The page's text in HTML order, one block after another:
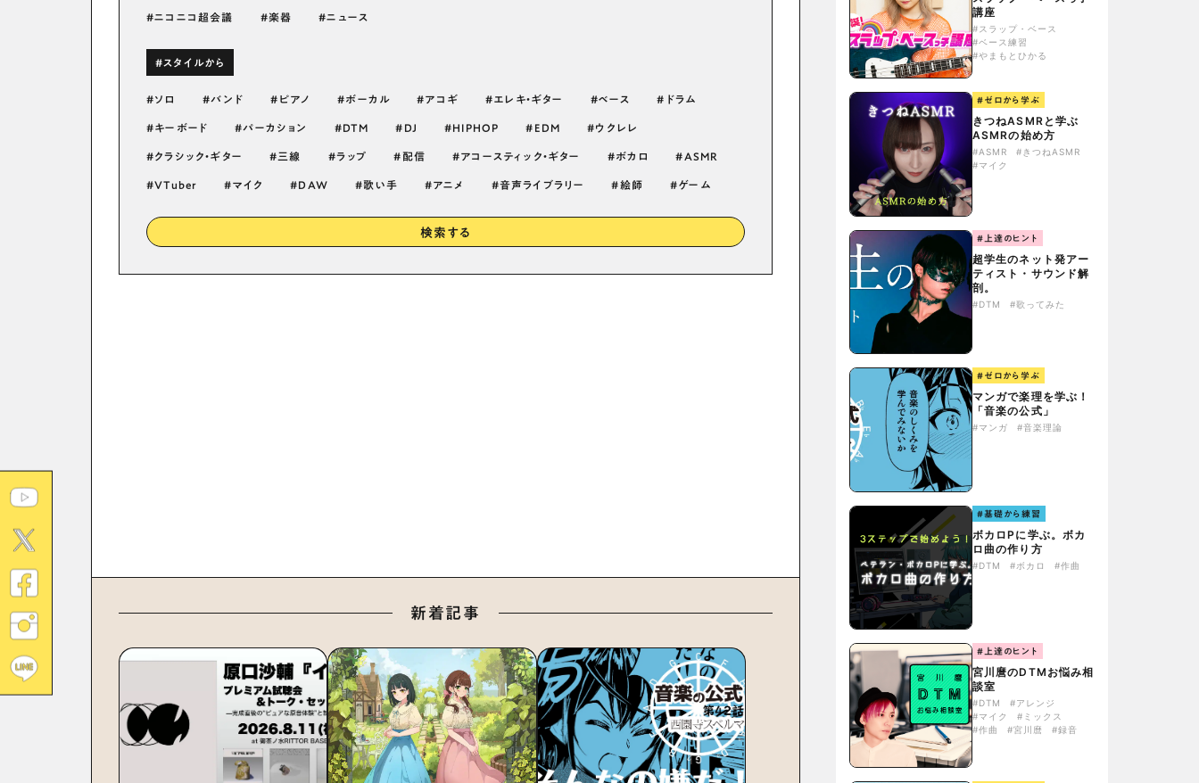
ニコニコ超会議 楽器 ニュース
#スタイルから
ソロ バンド ピアノ ボーカル アコギ エレキ・ギター ベース ドラム
キーボード パーカション DTM DJ HIPHOP EDM ウクレレ
クラシック・ギター 三線 ラップ 配信 アコースティック・ギター ボカロ ASMR
VTuber マイク DAW 歌い手 アニメ 音声ライブラリー 絵師 ゲーム
検索する
新着記事
講座
#スラップ・ベース
#ベース練習
#やまもとひかる
#ゼロから学ぶ
きつねASMRと学ぶ
ASMRの始め方
#ASMR
#きつねASMR
#マイク
#上達のヒント
超学生のネット発アー
ティスト・サウンド解
剖。
#DTM #歌ってみた
#ゼロから学ぶ
マンガで楽理を学ぶ！
「音楽の公式」
#マンガ #音楽理論
#基礎から練習
ボカロPに学ぶ。ボカ
ロ曲の作り方
#DTM #ボカロ #作曲
#上達のヒント
宮川麿のDTMお悩み相
談室
#DTM
#アレンジ
#マイク
#ミックス
#作曲
#宮川麿 #録音